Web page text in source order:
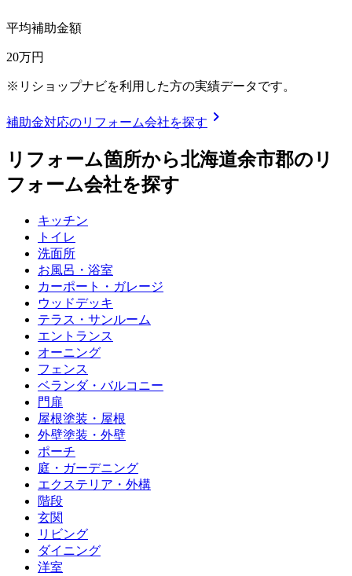
平均補助金額
20万円
※リショップナビを利用した方の実績データです。
補助金対応のリフォーム会社を探す chevron_right
リフォーム箇所から北海道余市郡のリ
フォーム会社を探す
キッチン
トイレ
洗面所
お風呂・浴室
カーポート・ガレージ
ウッドデッキ
テラス・サンルーム
エントランス
オーニング
フェンス
ベランダ・バルコニー
門扉
屋根塗装・屋根
外壁塗装・外壁
ポーチ
庭・ガーデニング
エクステリア・外構
階段
玄関
リビング
ダイニング
洋室